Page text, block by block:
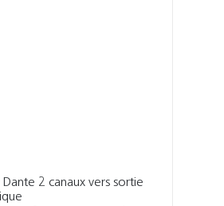
2 canaux vers sortie